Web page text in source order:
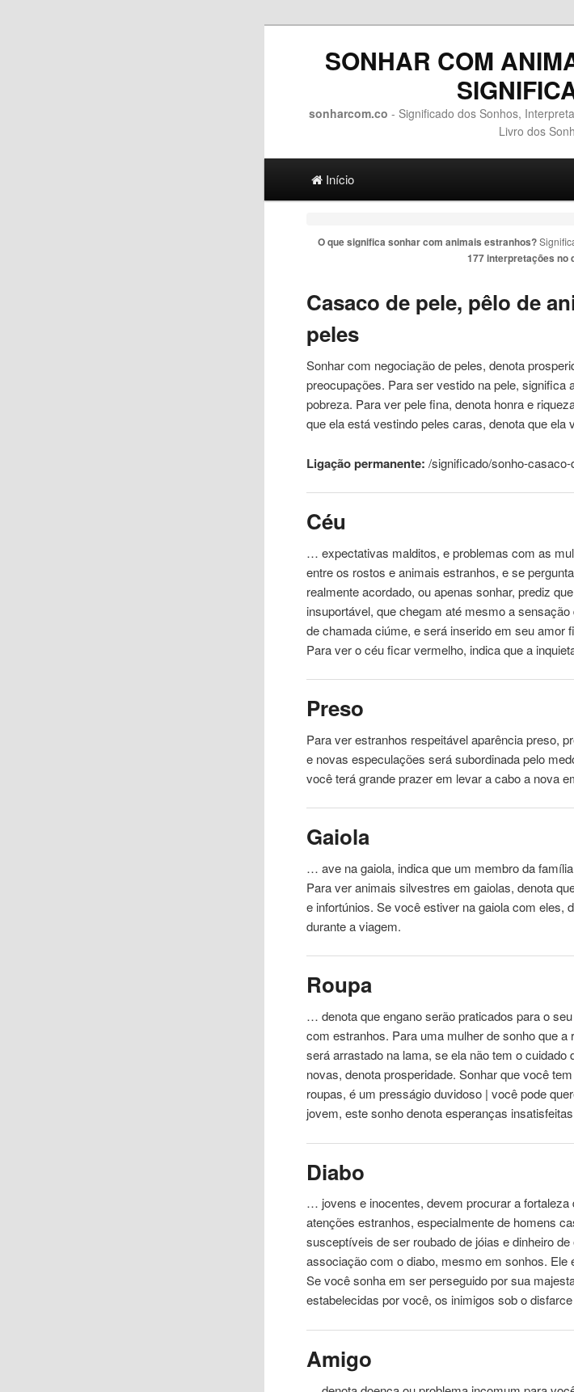
SONHAR COM
sonharcom.co - Significado dos Sonhos,
Livro dos
Ir para o conteúdo principal
Ir para o conteúdo secundário
Início
O que significa sonhar com animais estranhos?
177 interpretações no
Casaco de pele, pêlo de
peles
Sonhar com negociação de peles, denota
preocupações. Para ser vestido na pele, significa
pobreza. Para ver pele fina, denota honra e
que ela está vestindo peles caras, denota que
Ligação permanente: /significado/sonho-
Céu
… expectativas malditos, e problemas com as
entre os rostos eanimais estranhos, e se
realmente acordado, ou apenas sonhar, prediz
insuportável, que chegam até mesmo a
de chamada ciúme, e será inserido em seu amor
Para ver o céu ficar vermelho, indica que a
Preso
Para verestranhos respeitável aparência preso,
e novas especulações será subordinada pelo
você terá grande prazer em levar a cabo a nova
Gaiola
… ave na gaiola, indica que um membro da
Para veranimais silvestres em gaiolas, denota
e infortúnios. Se você estiver na gaiola com eles,
durante a viagem.
Roupa
… denota que engano serão praticados para o
​​comestranhos. Para uma mulher de sonho que
será arrastado na lama, se ela não tem o
novas, denota prosperidade. Sonhar que você
roupas, é um presságio duvidoso | você pode
jovem, este sonho denota esperanças
Diabo
… jovens e inocentes, devem procurar a
atençõesestranhos, especialmente de homens
susceptíveis de ser roubado de jóias e dinheiro de
associação com o diabo, mesmo em sonhos. Ele
Se você sonha em ser perseguido por sua
estabelecidas por você, os inimigos sob o
Amigo